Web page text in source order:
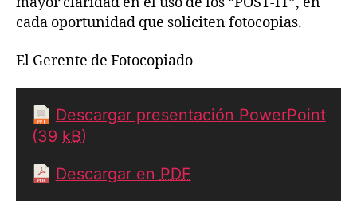
cada oportunidad que soliciten fotocopias.
El Gerente de Fotocopiado
Descargar presentación PowerPoint
(39 kB)
Descargar en PDF